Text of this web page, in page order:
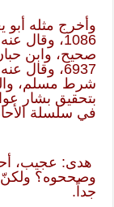
1086،
6937،
بتحقيق بشار
هدى: عجيب،
وصححوه؟ ولكنّ
جداً.